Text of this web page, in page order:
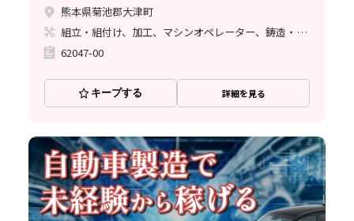
熊本県菊池郡大津町
組立・組付け、加工、マシンオペレーター、鋳造・鍛造
62047-00
キープする 詳細を見る